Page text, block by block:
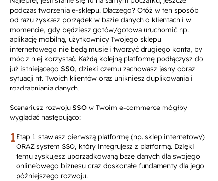
podczas tworzenia e-sklepu. Dlaczego? Otóż w ten sposób
od razu zyskasz porządek w bazie danych o klientach i w
momencie, gdy będziesz gotów/gotowa uruchomić np.
aplikację mobilną, użytkownicy Twojego sklepu
internetowego nie będą musieli tworzyć drugiego konta, by
móc z niej korzystać. Każdą kolejną platformę podłączysz do
już istniejącego SSO, dzięki czemu zachowasz jasny obraz
sytuacji nt. Twoich klientów oraz unikniesz duplikowania i
rozdrabniania danych.
Scenariusz rozwoju SSO w Twoim e-commerce mógłby
wyglądać następująco:
Etap 1: stawiasz pierwszą platformę (np. sklep internetowy)
ORAZ system SSO, który integrujesz z platformą. Dzięki
temu zyskujesz uporządkowaną bazę danych dla swojego
online’owego biznesu oraz doskonałe fundamenty dla jego
późniejszego rozwoju.